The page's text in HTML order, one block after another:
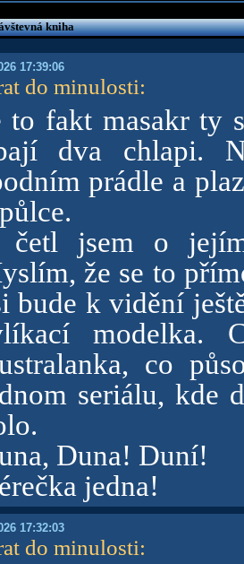
kniha
17:39:06
do minulosti:
to fakt masakr ty
dva chlapi.
prádle a
četl jsem o
že se to
bude k vidění
modelka.
co
seriálu, kde
Duna! Duní!
jedna!
17:32:03
do minulosti: